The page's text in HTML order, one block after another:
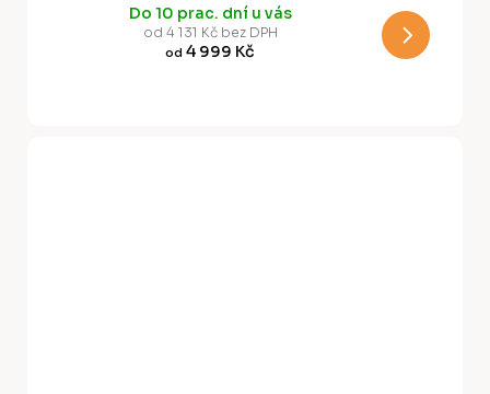
M
Do 10 prac. dní u vás
od 4 131 Kč bez DPH
od 4 999 Kč